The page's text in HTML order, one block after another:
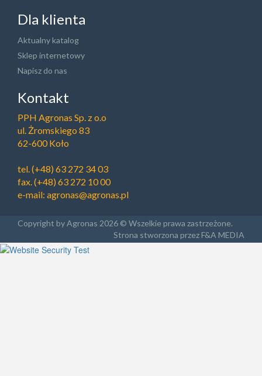
Dla klienta
Aktualny katalog
Sklep internetowy
Napisz do nas
Kontakt
PPH Agronas Sp. z o.o
ul. Żromskiego 83
62-600 Koło
tel.(+48) 63 272 34 03
fax. (+48) 63 272 10 00
e-mail: agronas@agronas.pl
Copyright by Agronas 2026 © Wszelkie prawa zastrzeżone.
Strona stworzona przez F&A MEDIA